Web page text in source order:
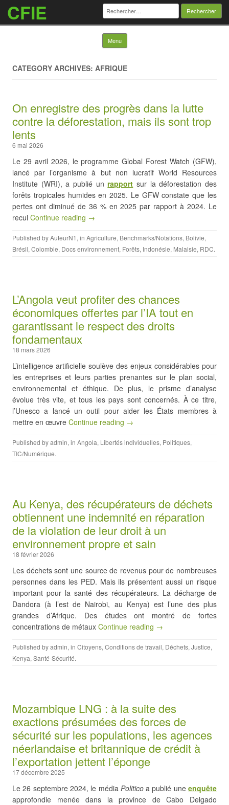
CFIE Rechercher :
Menu Skip to content
CATEGORY ARCHIVES: AFRIQUE
On enregistre des progrès dans la lutte
contre la déforestation, mais ils sont trop
lents
6 mai 2026
Le 29 avril 2026, le programme Global Forest Watch (GFW),
lancé par l’organisme à but non lucratif World Resources
Institute (WRI), a publié unrapport sur la déforestation des
forêts tropicales humides en 2025. Le GFW constate que les
pertes ont diminué de 36 % en 2025 par rapport à 2024. Le
recul Continue reading →
Published byAuteurN1 , in Agriculture, Benchmarks/Notations, Bolivie,
Brésil, Colombie, Docs environnement, Forêts, Indonésie, Malaisie, RDC.
L’Angola veut profiter des chances
économiques offertes par l’IA tout en
garantissant le respect des droits
fondamentaux
18 mars 2026
L’intelligence artificielle soulève des enjeux considérables pour
les entreprises et leurs parties prenantes sur le plan social,
environnemental et éthique. De plus, le prisme d’analyse
évolue très vite, et tous les pays sont concernés. À ce titre,
l’Unesco a lancé un outil pour aider les États membres à
mettre en œuvre Continue reading →
Published byadmin, in Angola, Libertés individuelles, Politiques,
TIC/Numérique.
Au Kenya, des récupérateurs de déchets
obtiennent une indemnité en réparation
de la violation de leur droit à un
environnement propre et sain
18 février 2026
Les déchets sont une source de revenus pour de nombreuses
personnes dans les PED. Mais ils présentent aussi un risque
important pour la santé des récupérateurs. La décharge de
Dandora (à l’est de Nairobi, au Kenya) est l’une des plus
grandes d’Afrique. Des études ont montré de fortes
concentrations de métaux Continue reading →
Published byadmin, in Citoyens, Conditions de travail, Déchets, Justice,
Kenya, Santé-Sécurité.
Mozambique LNG : à la suite des
exactions présumées des forces de
sécurité sur les populations, les agences
néerlandaise et britannique de crédit à
l’exportation jettent l’éponge
17 décembre 2025
Le 26 septembre 2024, le média Politicoa publié uneenquête
approfondie menée dans la province de Cabo Delgado